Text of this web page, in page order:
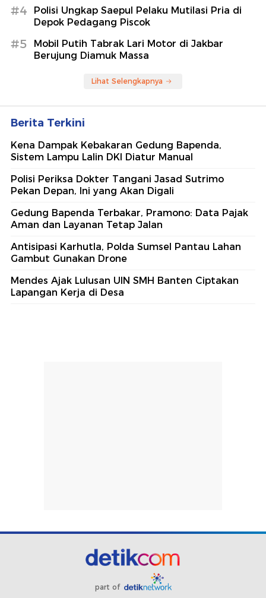
#4
Polisi Ungkap Saepul Pelaku Mutilasi Pria di
Depok Pedagang Piscok
#5
Mobil Putih Tabrak Lari Motor di Jakbar
Berujung Diamuk Massa
Lihat Selengkapnya
Berita Terkini
Kena Dampak Kebakaran Gedung Bapenda,
Sistem Lampu Lalin DKI Diatur Manual
Polisi Periksa Dokter Tangani Jasad Sutrimo
Pekan Depan, Ini yang Akan Digali
Gedung Bapenda Terbakar, Pramono: Data Pajak
Aman dan Layanan Tetap Jalan
Antisipasi Karhutla, Polda Sumsel Pantau Lahan
Gambut Gunakan Drone
Mendes Ajak Lulusan UIN SMH Banten Ciptakan
Lapangan Kerja di Desa
part of